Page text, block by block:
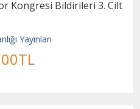
Kongresi Bildirileri 3. Cilt
Yayınları
TL